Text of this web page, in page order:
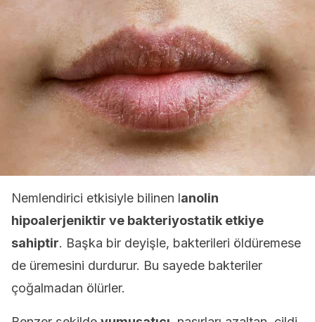
Nemlendirici etkisiyle bilinen lanolin
hipoalerjeniktir ve bakteriyostatik etkiye
sahiptir. Başka bir deyişle, bakterileri öldüremese
de üremesini durdurur. Bu sayede bakteriler
çoğalmadan ölürler.